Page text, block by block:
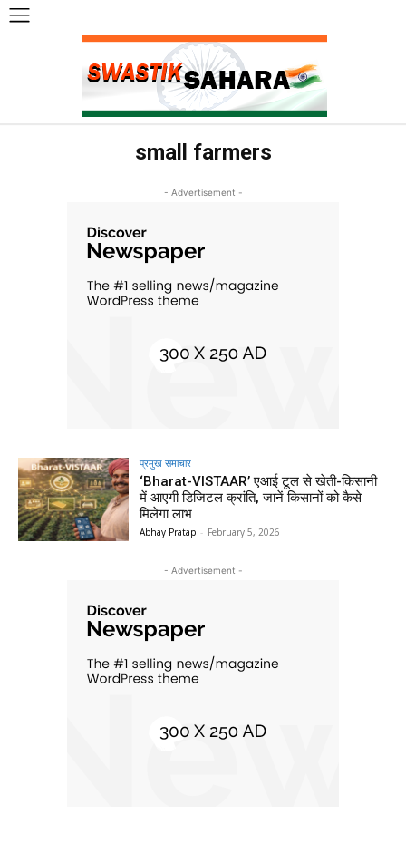
small farmers
- Advertisement -
प्रमुख समाचार‎
‘Bharat-VISTAAR’ एआई टूल से खेती-किसानी
में आएगी डिजिटल क्रांति, जानें किसानों को कैसे
मिलेगा लाभ
Abhay Pratap - February 5, 2026
- Advertisement -